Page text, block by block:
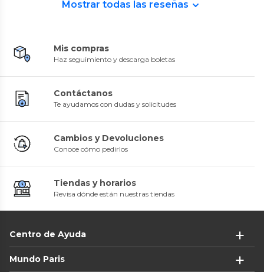
Mostrar todas las reseñas
Mis compras
Haz seguimiento y descarga boletas
Contáctanos
Te ayudamos con dudas y solicitudes
Cambios y Devoluciones
Conoce cómo pedirlos
Tiendas y horarios
Revisa dónde están nuestras tiendas
Centro de Ayuda
Mundo Paris